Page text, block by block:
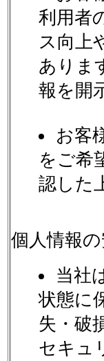
利用者
ス向上
ありま
報を開
お客
をご希
認した
個人情報
当社
状態に
失・破
セキュ